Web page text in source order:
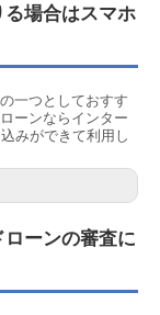
場合はスマホ
一つとしておすす
ーンならインター
みができて利用し
ローンの審査に